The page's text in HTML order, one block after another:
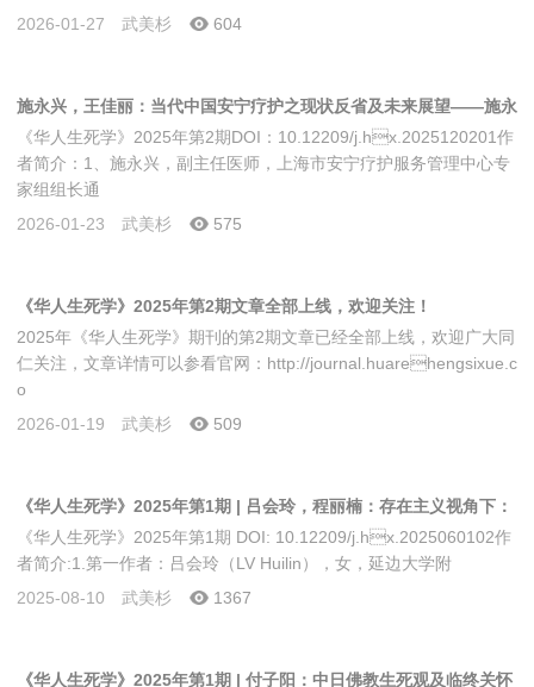
2026-01-27
武美杉 604
施永兴，王佳丽：当代中国安宁疗护之现状反省及未来展望——施永
兴教授专题访谈
《华人生死学》2025年第2期DOI：10.12209/j.hx.2025120201作
者简介：1、施永兴，副主任医师，上海市安宁疗护服务管理中心专
家组组长通
2026-01-23
武美杉 575
《华人生死学》2025年第2期文章全部上线，欢迎关注！
2025年《华人生死学》期刊的第2期文章已经全部上线，欢迎广大同
仁关注，文章详情可以参看官网：http://journal.huarehengsixue.c
o
2026-01-19
武美杉 509
《华人生死学》2025年第1期 | 吕会玲，程丽楠：存在主义视角下：
断舍离理念对生死认知的反思与重构
《华人生死学》2025年第1期 DOI: 10.12209/j.hx.2025060102作
者简介:1.第一作者：吕会玲（LV Huilin），女，延边大学附
2025-08-10
武美杉 1367
《华人生死学》2025年第1期 | 付子阳：中日佛教生死观及临终关怀